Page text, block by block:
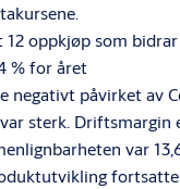
oppkjøp som
% for året
negativt påvirket av
sterk. Driftsmargin
var